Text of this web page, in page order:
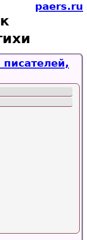
paers.ru
писателей,